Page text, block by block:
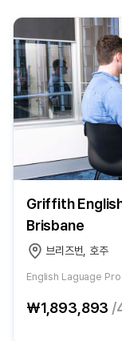
Griffith
Brisbane
브리즈번, 호주
English Laguage
₩1,893,893 /